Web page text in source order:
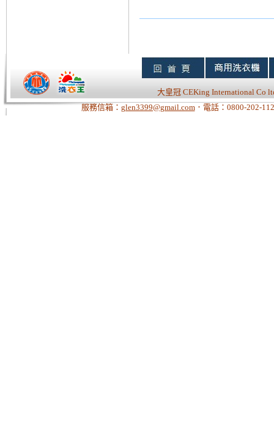
大皇冠 CEKing International Co
服務信箱： glen3399@gmail.com．電話：0800-202-